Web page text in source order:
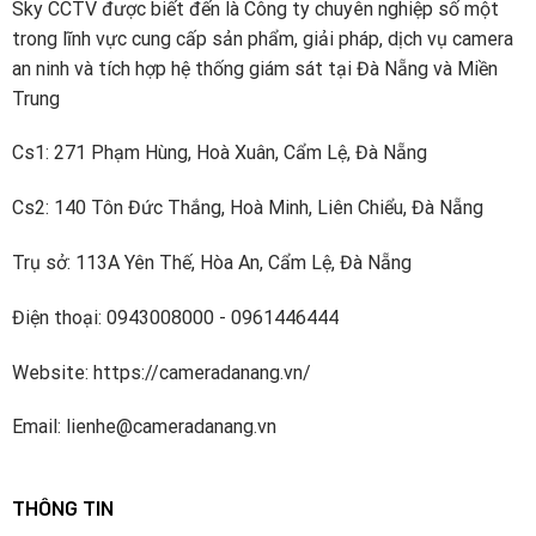
thời gian thực. Kể từ đó, công ty đã tiếp tục đầu tư
xây dựng các khả năng R & D mạnh mẽ cho công nghệ
mới và đổi mới.
Dahua đã đầu tư khoảng 10% doanh thu bán hàng hàng
nghiên cứu – Viện công nghệ tiên tiến, Viện dữ liệu lớn,
cấp cao làm việc về các công nghệ tiên tiến trong AI,
phần mềm và các công nghệ khác. Dahua đã đăng ký
ninh hàng đầu thế giới được xếp hạng bởi A&S
Sky CCTV được biết đến là Công ty chuyên nghiệp số một
trong lĩnh vực cung cấp sản phẩm, giải pháp, dịch vụ camera
an ninh và tích hợp hệ thống giám sát tại Đà Nẵng và Miền
Trung
Cs1: 271 Phạm Hùng, Hoà Xuân, Cẩm Lệ, Đà Nẵng
Cs2: 140 Tôn Đức Thắng, Hoà Minh, Liên Chiểu, Đà Nẵng
Trụ sở: 113A Yên Thế, Hòa An, Cẩm Lệ, Đà Nẵng
Điện thoại: 0943008000 - 0961446444
Website: https://cameradanang.vn/
Email: lienhe@cameradanang.vn
THÔNG TIN